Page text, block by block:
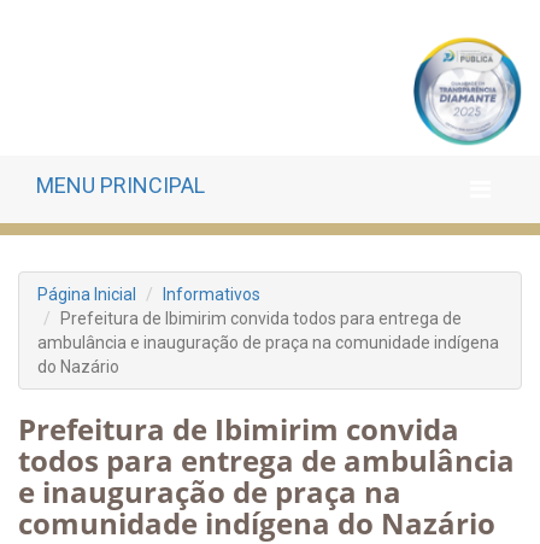
MENU PRINCIPAL
Página Inicial
Informativos
Prefeitura de Ibimirim convida todos para entrega de
ambulância e inauguração de praça na comunidade indígena
do Nazário
Prefeitura de Ibimirim convida
todos para entrega de ambulância
e inauguração de praça na
comunidade indígena do Nazário